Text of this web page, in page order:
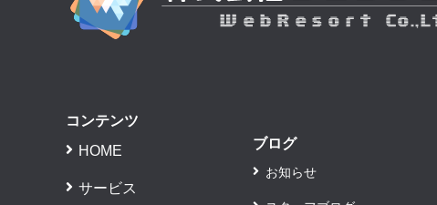
コンテンツ
HOME
サービス
ブログ
お知らせ